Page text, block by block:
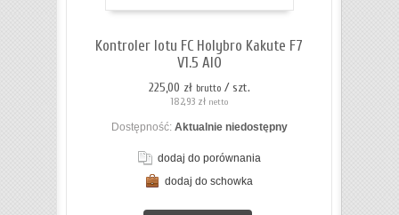
Kontroler lotu FC Holybro Kakute F7
V1.5 AIO
225,00 zł brutto / szt.
182,93 zł netto
Dostępność: Aktualnie niedostępny
dodaj do porównania
dodaj do schowka